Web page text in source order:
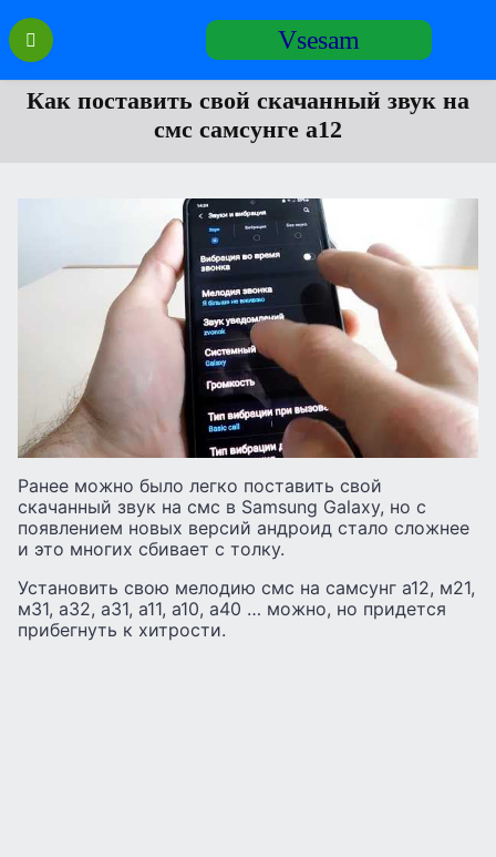
Перейти
содержанию
Vsesam
Как поставить свой скачанный звук на
смс самсунге а12
Ранее можно было легко поставить свой
скачанный звук на смс в Samsung Galaxy, но с
появлением новых версий андроид стало сложнее
и это многих сбивает с толку.
Установить свою мелодию смс на самсунг а12, м21,
м31, а32, а31, а11, а10, а40 … можно, но придется
прибегнуть к хитрости.